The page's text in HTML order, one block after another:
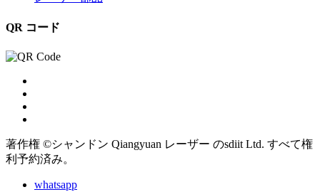
QR コード
著作権 ©シャンドン Qiangyuan レーザー のsdiit Ltd. すべて権
利予約済み。
whatsapp